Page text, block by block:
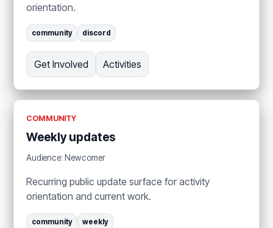
orientation.
community discord
Get Involved Activities
COMMUNITY
Weekly updates
Audience: Newcomer
Recurring public update surface for activity
orientation and current work.
community weekly